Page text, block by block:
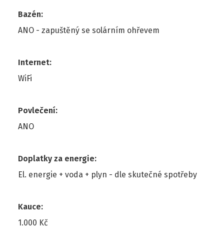
Bazén:
ANO - zapuštěný se solárním ohřevem
Internet:
WiFi
Povlečení:
ANO
Doplatky za energie:
El. energie + voda + plyn - dle skutečné spotřeby
Kauce:
1.000 Kč